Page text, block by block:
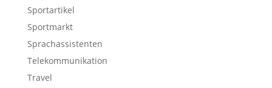
Sportartikel
Sportmarkt
Sprachassistenten
Telekommunikation
Travel